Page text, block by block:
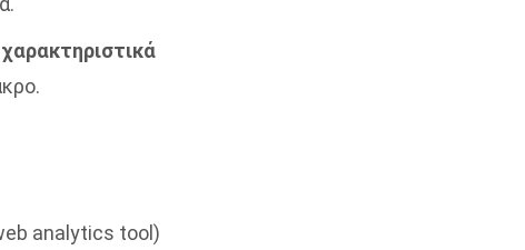
analytics tool)